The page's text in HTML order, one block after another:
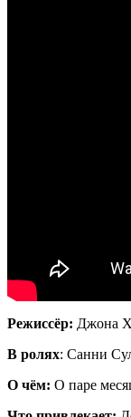
Режиссёр: Джона
В ролях: Санни
О чём: О паре